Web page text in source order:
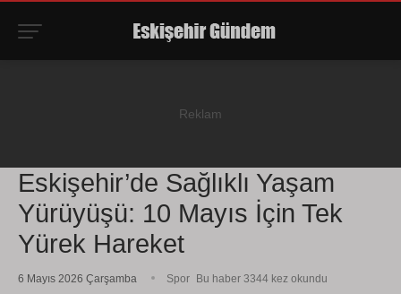
Eskişehir’de Sağlıklı Yaşam
Yürüyüşü: 10 Mayıs İçin Tek
Yürek Hareket
6 Mayıs 2026 Çarşamba Spor Bu haber 3344 kez okundu